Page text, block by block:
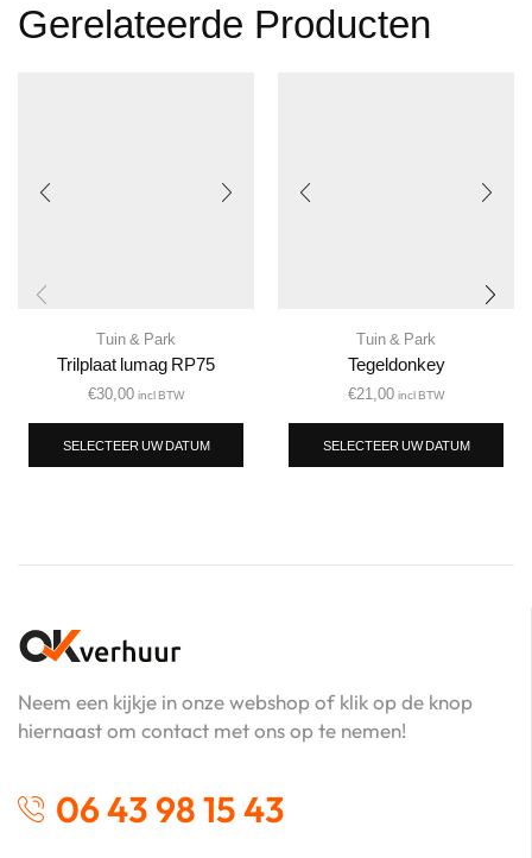
Gerelateerde Producten
Tuin & Park
Trilplaat lumag RP75
€30,00 incl BTW
SELECTEER UW DATUM
Tuin & Park
Tegeldonkey
€21,00 incl BTW
SELECTEER UW DATUM
Neem een kijkje in onze webshop of klik op de knop
hiernaast om contact met ons op te nemen!
06 43 98 15 43